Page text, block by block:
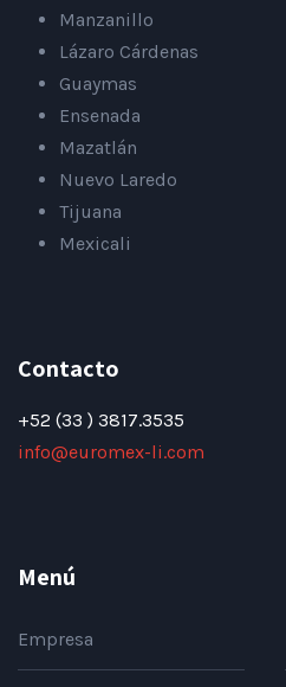
Manzanillo
Lázaro Cárdenas
Guaymas
Ensenada
Mazatlán
Nuevo Laredo
Tijuana
Mexicali
Contacto
+52 (33 ) 3817.3535
info@euromex-li.com
Menú
Empresa